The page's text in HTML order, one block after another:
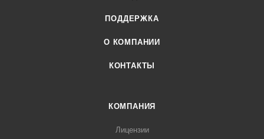
ПОДДЕРЖКА
О КОМПАНИИ
КОНТАКТЫ
КОМПАНИЯ
Лицензии